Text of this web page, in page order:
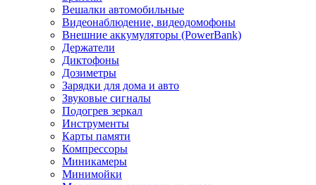
Вешалки автомобильные
Видеонаблюдение, видеодомофоны
Внешние аккумуляторы (PowerBank)
Держатели
Диктофоны
Дозиметры
Зарядки для дома и авто
Звуковые сигналы
Подогрев зеркал
Инструменты
Карты памяти
Компрессоры
Миникамеры
Минимойки